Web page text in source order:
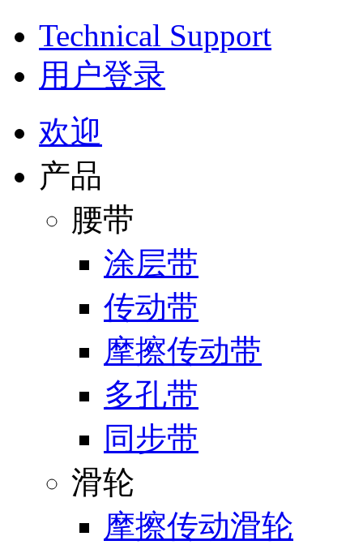
Technical Support
用户登录
欢迎
产品
腰带
涂层带
传动带
摩擦传动带
多孔带
同步带
滑轮
摩擦传动滑轮